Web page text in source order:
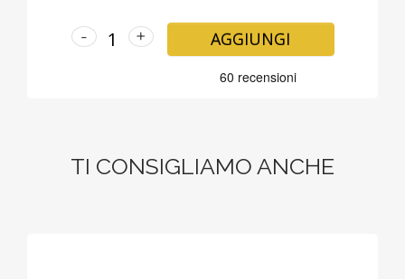
+
- AGGIUNGI
TI CONSIGLIAMO ANCHE